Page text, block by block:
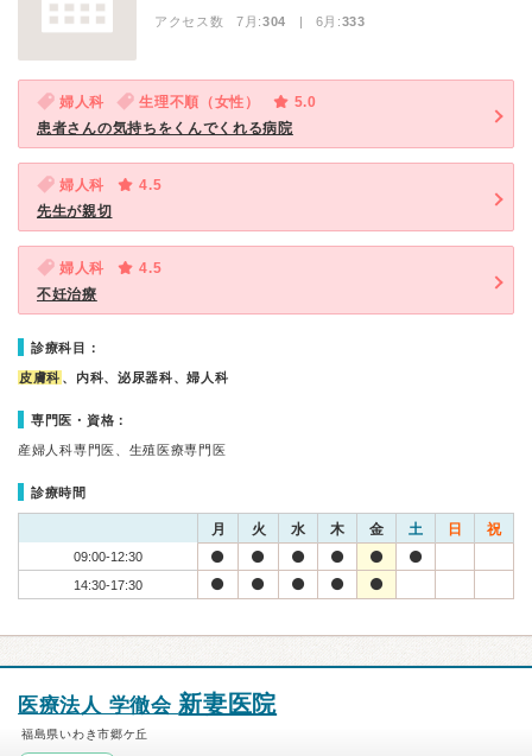
アクセス数 7月:304 | 6月:333
婦人科 生理不順（女性）
5.0
患者さんの気持ちをくんでくれる病院
婦人科
4.5
先生が親切
婦人科
4.5
不妊治療
診療科目：
皮膚科 、内科、泌尿器科、婦人科
専門医・資格：
産婦人科専門医、生殖医療専門医
診療時間
月 火 水 木 金 土 日 祝
09:00-12:30
14:30-17:30
医療法人 学徹会新妻医院
福島県いわき市郷ケ丘